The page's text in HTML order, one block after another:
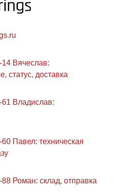
Вячеслав:
статус, доставка
Владислав:
Павел: техническая
Роман: склад, отправка